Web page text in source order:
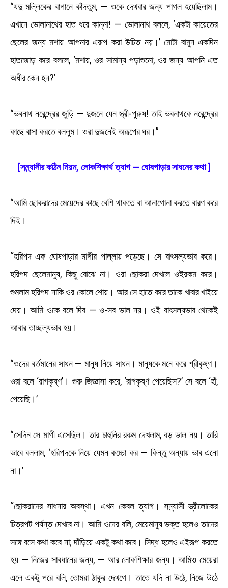
“যদু মল্লিকের বাগানে কাঁদতুম, — ওকে দেখবার জন্য পাগল হয়েছিলাম।
এখানে ভোলানাথের হাত ধরে কান্না! — ভোলানাথ বললে, ‘একটা কায়েতের
ছেলের জন্য মশায় আপনার এরূপ করা উচিত নয়।’ মোটা বামুন একদিন
হাতজোড় করে বললে, ‘মশায়, ওর সামান্য পড়াশুনো, ওর জন্য আপনি এত
অধীর কেন হন?’
“ভবনাথ নরেন্দ্রের জুড়ি — দুজনে যেন স্ত্রী-পুরুষ! তাই ভবনাথকে নরেন্দ্রের
কাছে বাসা করতে বললুম। ওরা দুজনেই অরূপের ঘর।”
[সন্ন্যাসীর কঠিন নিয়ম, লোকশিক্ষার্থ ত্যাগ — ঘোষপাড়ার সাধনের কথা ]
“আমি ছোকরাদের মেয়েদের কাছে বেশি থাকতে বা আনাগোনা করতে বারণ করে
দিই।
“হরিপদ এক ঘোষপাড়ার মাগীর পাল্লায় পড়েছে। সে বাৎসল্যভাব করে।
হরিপদ ছেলেমানুষ, কিছু বোঝে না। ওরা ছোকরা দেখলে ওইরকম করে।
শুমলাম হরিপদ নাকি ওর কোলে শোয়। আর সে হাতে করে তাকে খাবার খাইয়ে
দেয়। আমি ওকে বলে দিব — ও-সব ভাল নয়। ওই বাৎসল্যভাব থেকেই
আবার তাচ্ছল্যভাব হয়।
“ওদের বর্তমানের সাধন — মানুষ নিয়ে সাধন। মানুষকে মনে করে শ্রীকৃষ্ণ।
ওরা বলে ‘রাগকৃষ্ণ’। গুরু জিজ্ঞাসা করে, ‘রাগকৃষ্ণ পেয়েছিস?’ সে বলে ‘হাঁ,
পেয়েছি।’
“সেদিন সে মাগী এসেছিল। তার চাহুনির রকম দেখলাম, বড় ভাল নয়। তারি
ভাবে বললাম, ‘হরিপদকে নিয়ে যেমন কচ্চো কর — কিন্তু অন্যায় ভাব এনো
না।’
“ছোকরাদের সাধনার অবস্থা। এখন কেবল ত্যাগ। সন্ন্যাসী স্ত্রীলোকের
চিত্রপট পর্যন্ত দেখবে না। আমি ওদের বলি, মেয়েমানুষ ভক্ত হলেও তাদের
সঙ্গে বসে কথা কবে না; দাঁড়িয়ে একটু কথা কবে। সিদ্ধ হলেও এইরূপ করতে
হয় — নিজের সাবধানের জন্য, — আর লোকশিক্ষার জন্য। আমিও মেয়েরা
এলে একটু পরে বলি, তোমরা ঠাকুর দেখগে। তাতে যদি না উঠে, নিজে উঠে